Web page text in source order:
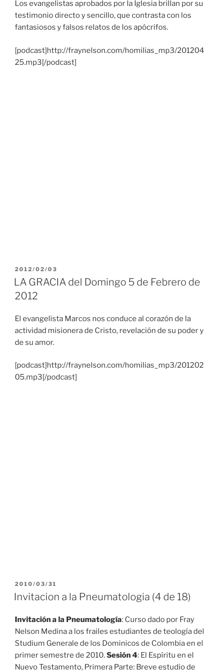
Los evangelistas aprobados por la Iglesia brillan por su
testimonio directo y sencillo, que contrasta con los
fantasiosos y falsos relatos de los apócrifos.
[podcast]http://fraynelson.com/homilias_mp3/201204
25.mp3[/podcast]
PUBLICADO
EL
2012/02/03
LA GRACIA del Domingo 5 de Febrero de
2012
El evangelista Marcos nos conduce al corazón de la
actividad misionera de Cristo, revelación de su poder y
de su amor.
[podcast]http://fraynelson.com/homilias_mp3/201202
05.mp3[/podcast]
PUBLICADO
EL
2010/03/31
Invitacion a la Pneumatologia (4 de 18)
Invitación a la Pneumatología: Curso dado por Fray
Nelson Medina a los frailes estudiantes de teología del
Studium Generale de los Dominicos de Colombia en el
primer semestre de 2010.Sesión 4: El Espíritu en el
Nuevo Testamento, Primera Parte: Breve estudio de